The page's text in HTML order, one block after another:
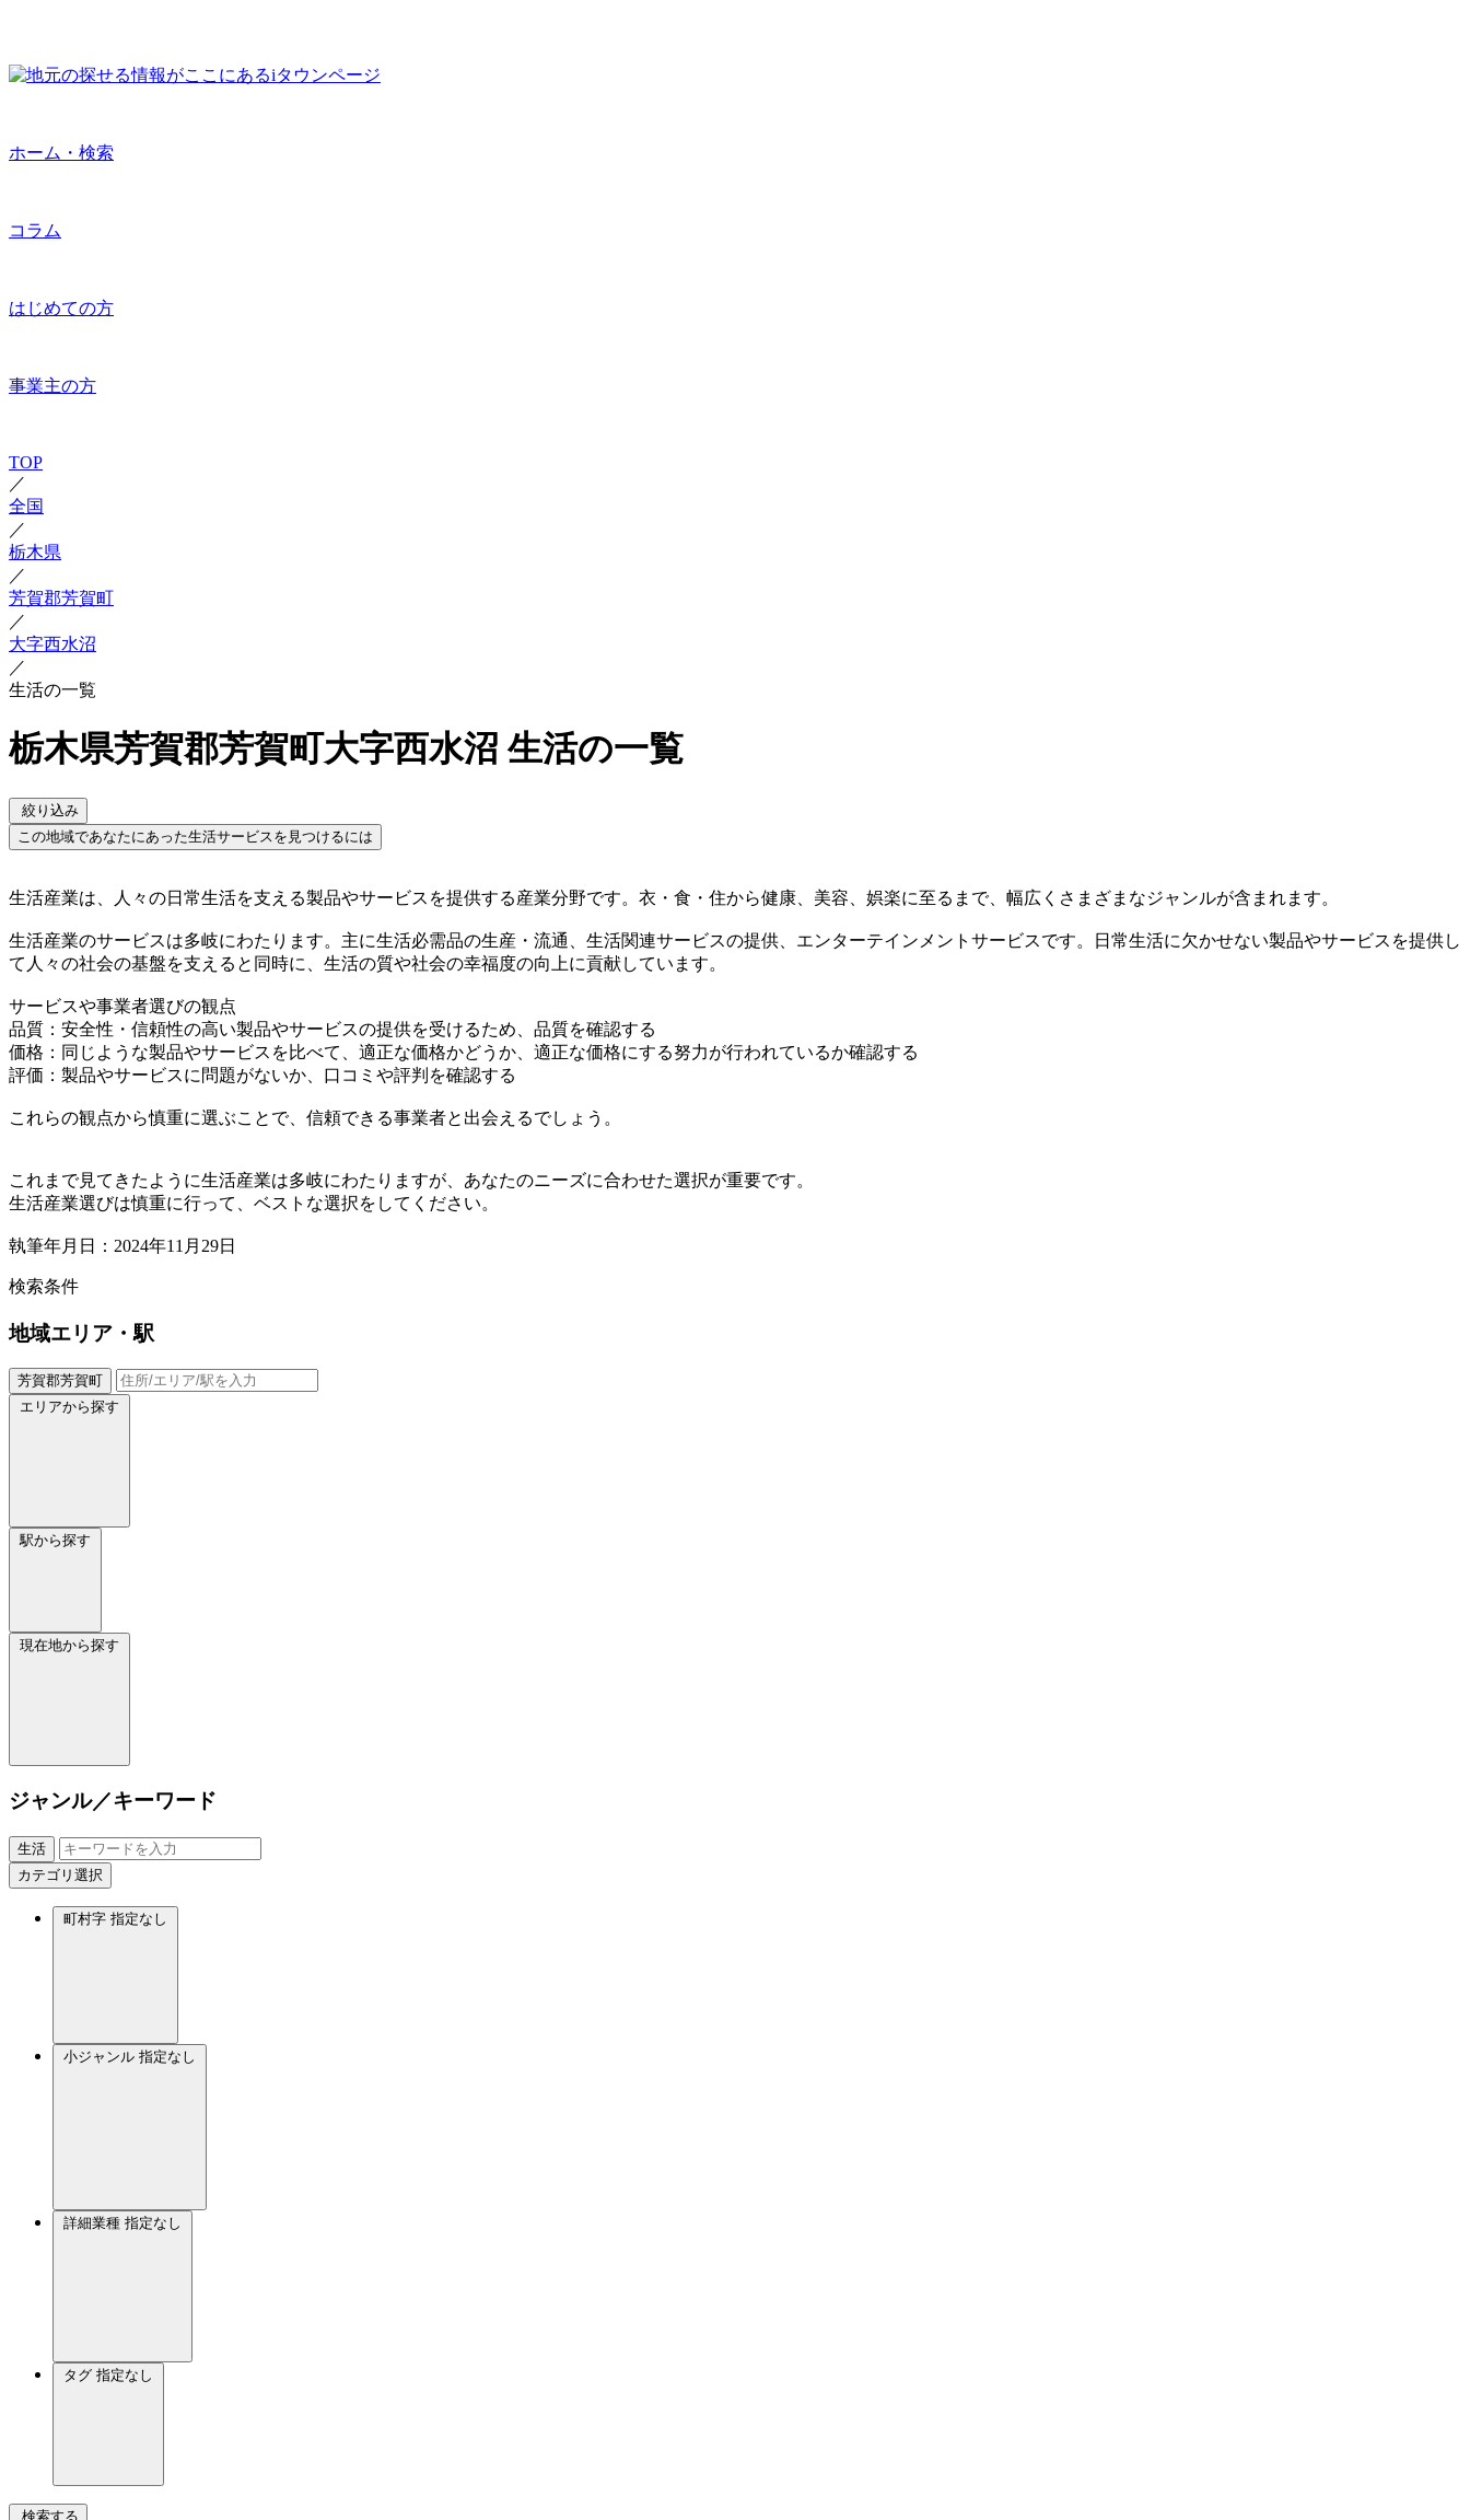
ホーム・検索
コラム
はじめての方
事業主の方
TOP
／
全国
／
栃木県
／
芳賀郡芳賀町
／
大字西水沼
／
生活の一覧
栃木県芳賀郡芳賀町大字西水沼 生活の一覧
絞り込み
この地域であなたにあった生活サービスを見つけるには
生活産業は、人々の日常生活を支える製品やサービスを提供する産業分野です。衣・食・住から健康、美容、娯楽に至るまで、幅広くさまざまなジャンルが含まれます。
生活産業のサービスは多岐にわたります。主に生活必需品の生産・流通、生活関連サービスの提供、エンターテインメントサービスです。日常生活に欠かせない製品やサービスを提供し
て人々の社会の基盤を支えると同時に、生活の質や社会の幸福度の向上に貢献しています。
サービスや事業者選びの観点
品質：安全性・信頼性の高い製品やサービスの提供を受けるため、品質を確認する
価格：同じような製品やサービスを比べて、適正な価格かどうか、適正な価格にする努力が行われているか確認する
評価：製品やサービスに問題がないか、口コミや評判を確認する
これらの観点から慎重に選ぶことで、信頼できる事業者と出会えるでしょう。
これまで見てきたように生活産業は多岐にわたりますが、あなたのニーズに合わせた選択が重要です。
生活産業選びは慎重に行って、ベストな選択をしてください。
執筆年月日：2024年11月29日
検索条件
地域エリア・駅
芳賀郡芳賀町
エリアから探す
駅から探す
現在地から探す
ジャンル／キーワード
生活
カテゴリ選択
町村字 指定なし
小ジャンル 指定なし
詳細業種 指定なし
タグ 指定なし
検索する